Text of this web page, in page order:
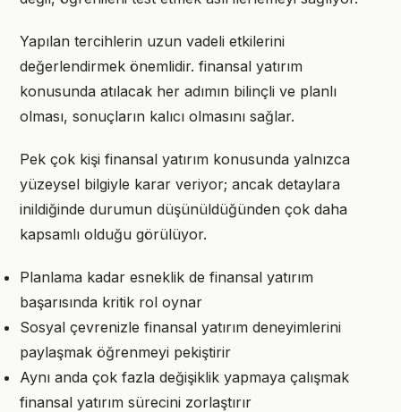
Yapılan tercihlerin uzun vadeli etkilerini
değerlendirmek önemlidir. finansal yatırım
konusunda atılacak her adımın bilinçli ve planlı
olması, sonuçların kalıcı olmasını sağlar.
Pek çok kişi finansal yatırım konusunda yalnızca
yüzeysel bilgiyle karar veriyor; ancak detaylara
inildiğinde durumun düşünüldüğünden çok daha
kapsamlı olduğu görülüyor.
Planlama kadar esneklik de finansal yatırım
başarısında kritik rol oynar
Sosyal çevrenizle finansal yatırım deneyimlerini
paylaşmak öğrenmeyi pekiştirir
Aynı anda çok fazla değişiklik yapmaya çalışmak
finansal yatırım sürecini zorlaştırır